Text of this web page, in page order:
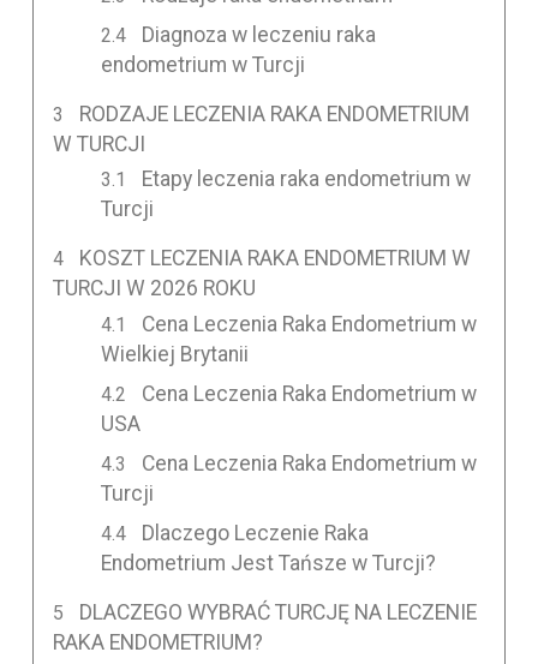
Diagnoza w leczeniu raka
endometrium w Turcji
RODZAJE LECZENIA RAKA ENDOMETRIUM
W TURCJI
Etapy leczenia raka endometrium w
Turcji
KOSZT LECZENIA RAKA ENDOMETRIUM W
TURCJI W 2026 ROKU
Cena Leczenia Raka Endometrium w
Wielkiej Brytanii
Cena Leczenia Raka Endometrium w
USA
Cena Leczenia Raka Endometrium w
Turcji
Dlaczego Leczenie Raka
Endometrium Jest Tańsze w Turcji?
DLACZEGO WYBRAĆ TURCJĘ NA LECZENIE
RAKA ENDOMETRIUM?